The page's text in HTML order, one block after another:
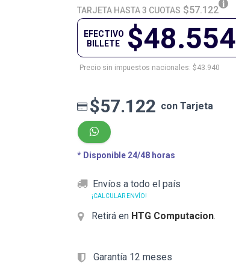
TARJETA HASTA 3 CUOTAS $57.122
$48.554
EFECTIVO
BILLETE
Precio sin impuestos nacionales: $43.940
$57.122 con Tarjeta
* Disponible 24/48 horas
Envíos a todo el país
¡CALCULAR ENVÍO!
Retirá en HTG Computacion.
Garantía 12 meses